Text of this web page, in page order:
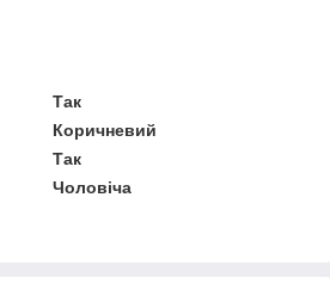
Так
Коричневий
Так
Чоловіча